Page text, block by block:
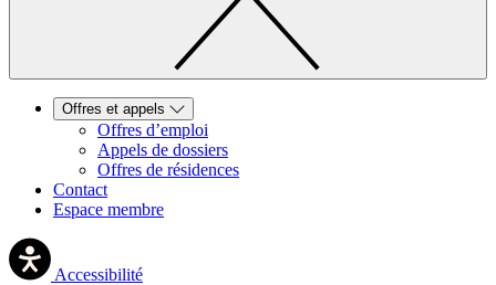
Offres et appels
Offres d’emploi
Appels de dossiers
Offres de résidences
Contact
Espace membre
Accessibilité